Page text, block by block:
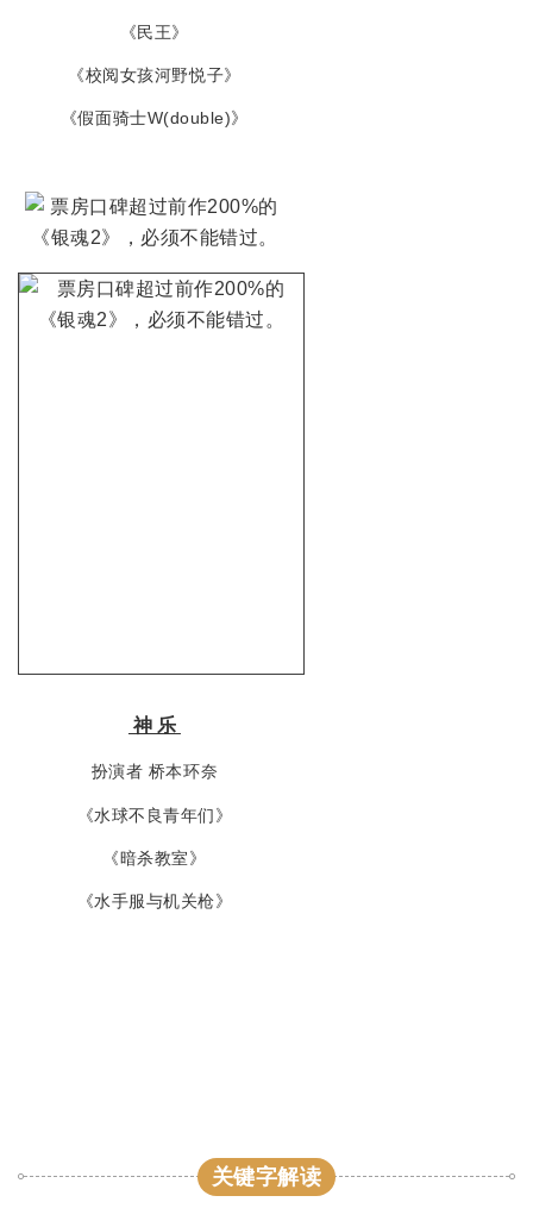
《民王》
《校阅女孩河野悦子》
《假面骑士W(double)》
神 乐
扮演者 桥本环奈
《水球不良青年们》
《暗杀教室》
《水手服与机关枪》
关键字解读